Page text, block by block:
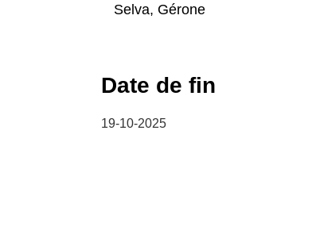
Selva, Gérone
Date de fin
19-10-2025